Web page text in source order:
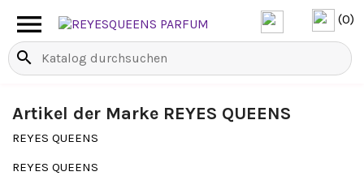
 (0)
search
Artikel der Marke REYES QUEENS
REYES QUEENS
REYES QUEENS